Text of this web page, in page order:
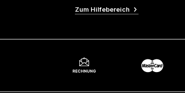
Zum Hilfebereich